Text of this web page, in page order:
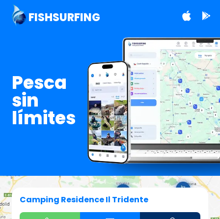
FISHSURFING
Pesca
sin
límites
Camping Residence Il Tridente